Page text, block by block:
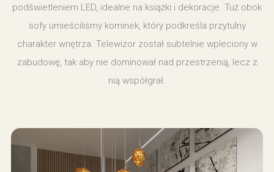
podświetleniem LED, idealne na książki i dekoracje. Tuż obok
sofy umieściliśmy kominek, który podkreśla przytulny
charakter wnętrza. Telewizor został subtelnie wpleciony w
zabudowę, tak aby nie dominował nad przestrzenią, lecz z
nią współgrał.